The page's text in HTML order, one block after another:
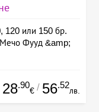
120 или 150 бр.
Мечо Фууд &amp;
28.90
€ / 56.52
лв.